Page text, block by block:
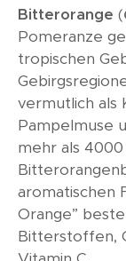
Bitterorange (
Pomeranze
tropischen
vermutlich als
Pampelmuse
mehr als
aromatischen
Orange”
Bitterstoffen,